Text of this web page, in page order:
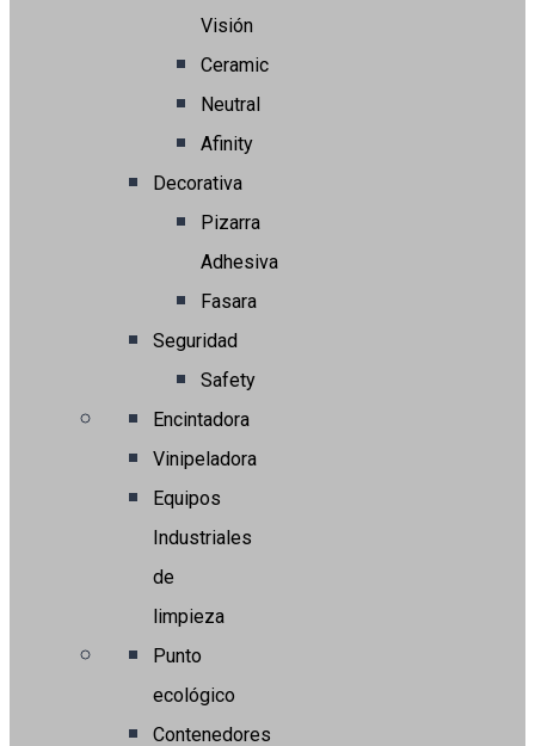
Visión
Ceramic
Neutral
Afinity
Decorativa
Pizarra
Adhesiva
Fasara
Seguridad
Safety
Encintadora
Vinipeladora
Equipos
Industriales
de
limpieza
Punto
ecológico
Contenedores